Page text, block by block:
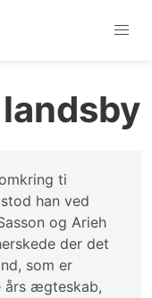
ti
han ved
og Arieh
der det
som er
års ægteskab,